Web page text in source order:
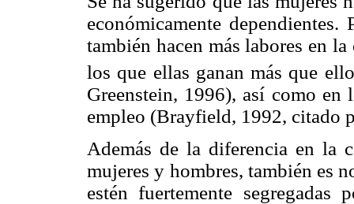
económicamente
también hacen más labores en
los que ellas ganan más que
Greenstein, 1996), así como
empleo (Brayfield, 1992, citado
Además de la diferencia en la
mujeres y hombres, también es
estén fuertemente